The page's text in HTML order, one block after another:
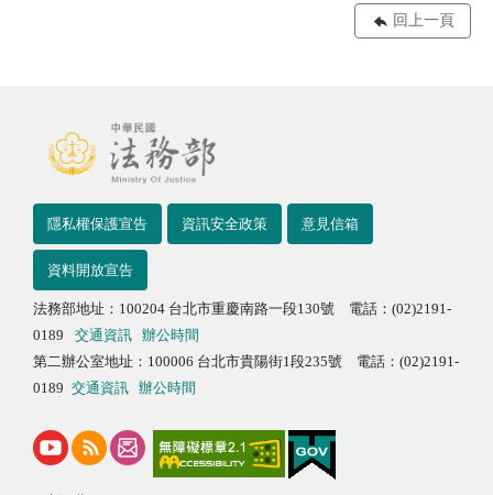
回上一頁
隱私權保護宣告 資訊安全政策 意見信箱
資料開放宣告
法務部地址：100204 台北市重慶南路一段130號 電話：(02)2191-
0189
交通資訊
辦公時間
第二辦公室地址：100006 台北市貴陽街1段235號 電話：(02)2191-
0189 交通資訊 辦公時間